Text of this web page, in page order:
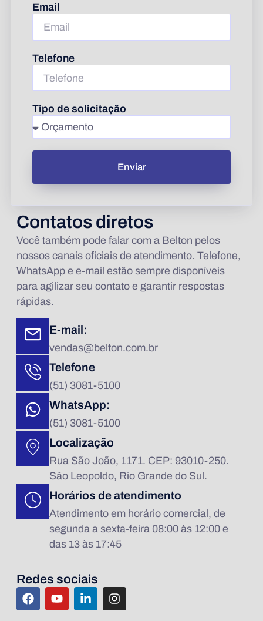
Email
Telefone
Tipo de solicitação
Enviar
Contatos diretos
Você também pode falar com a Belton pelos
nossos canais oficiais de atendimento. Telefone,
WhatsApp e e-mail estão sempre disponíveis
para agilizar seu contato e garantir respostas
rápidas.
E-mail:
vendas@belton.com.br
Telefone
(51) 3081-5100
WhatsApp:
(51) 3081-5100
Localização
Rua São João, 1171. CEP: 93010-250.
São Leopoldo, Rio Grande do Sul.
Horários de atendimento
Atendimento em horário comercial, de
segunda a sexta-feira 08:00 às 12:00 e
das 13 às 17:45
Redes sociais